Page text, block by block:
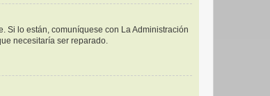
Si lo están, comuníquese con La Administración
necesitaría ser reparado.